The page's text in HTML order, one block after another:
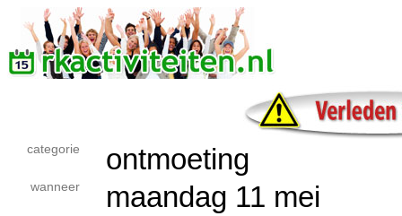
categorie ontmoeting
wanneer maandag 11 mei